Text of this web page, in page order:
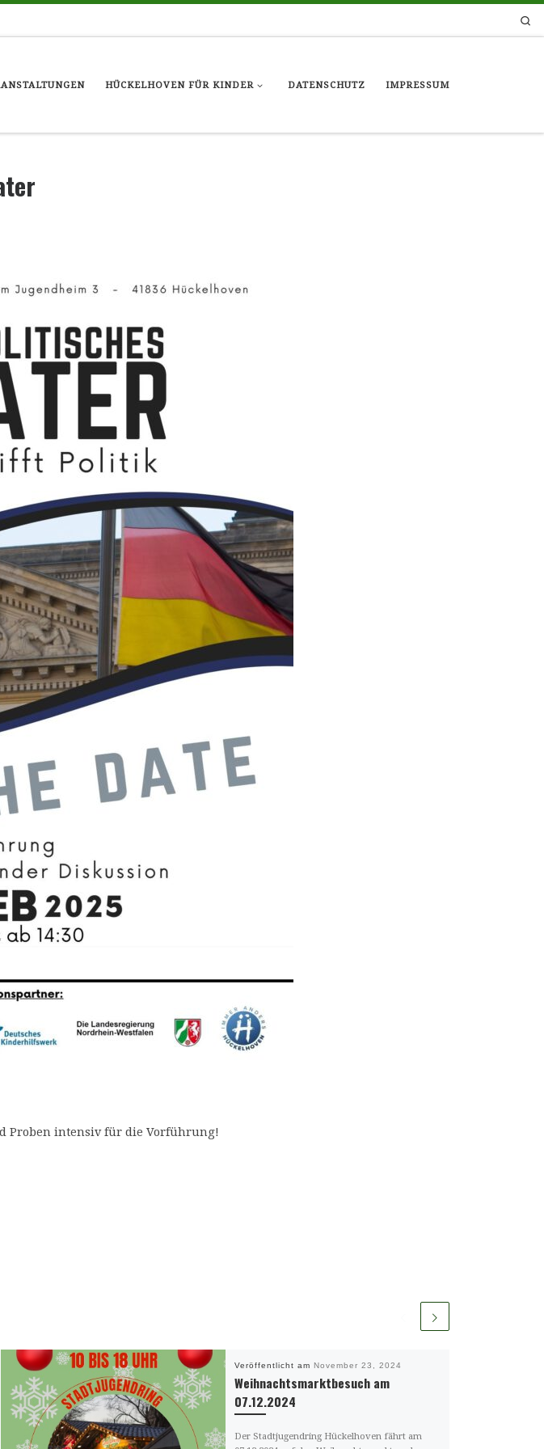
HÜCKELHOVEN FÜR KINDER DATENSCHUTZ IMPRESSUM
Proben intensiv für die Vorführung!
Veröffentlicht am November 23, 2024
Weihnachtsmarktbesuch am
07.12.2024
Der Stadtjugendring Hückelhoven fährt am